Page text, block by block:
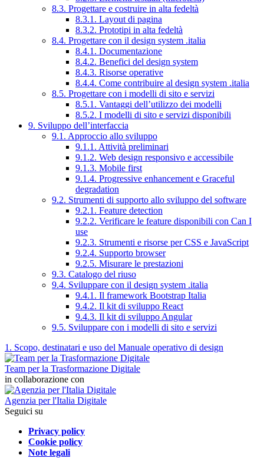
8.3. Progettare e costruire in alta fedeltà
8.3.1. Layout di pagina
8.3.2. Prototipi in alta fedeltà
8.4. Progettare con il design system .italia
8.4.1. Documentazione
8.4.2. Benefici del design system
8.4.3. Risorse operative
8.4.4. Come contribuire al design system .italia
8.5. Progettare con i modelli di sito e servizi
8.5.1. Vantaggi dell’utilizzo dei modelli
8.5.2. I modelli di sito e servizi disponibili
9. Sviluppo dell’interfaccia
9.1. Approccio allo sviluppo
9.1.1. Attività preliminari
9.1.2. Web design responsivo e accessibile
9.1.3. Mobile first
9.1.4. Progressive enhancement e Graceful
degradation
9.2. Strumenti di supporto allo sviluppo del software
9.2.1. Feature detection
9.2.2. Verificare le feature disponibili con Can I
use
9.2.3. Strumenti e risorse per CSS e JavaScript
9.2.4. Supporto browser
9.2.5. Misurare le prestazioni
9.3. Catalogo del riuso
9.4. Sviluppare con il design system .italia
9.4.1. Il framework Bootstrap Italia
9.4.2. Il kit di sviluppo React
9.4.3. Il kit di sviluppo Angular
9.5. Sviluppare con i modelli di sito e servizi
1. Scopo, destinatari e uso del Manuale operativo di design
Team per la Trasformazione Digitale
in collaborazione con
Agenzia per l'Italia Digitale
Seguici su
Privacy policy
Cookie policy
Note legali